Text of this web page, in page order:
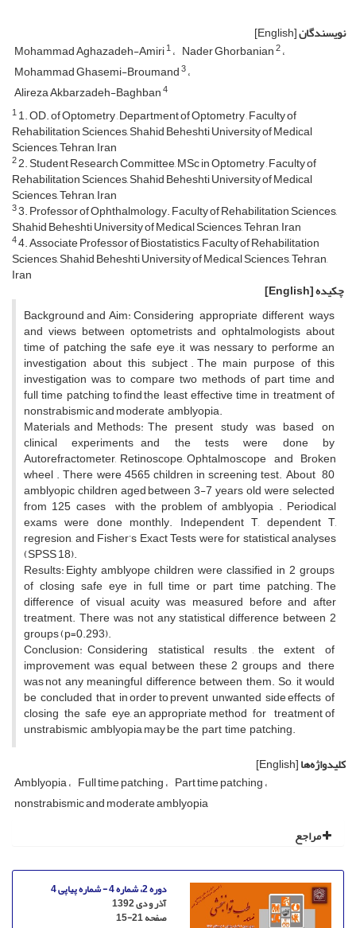
نویسندگان[English]
Mohammad Aghazadeh-Amiri1 Nader Ghorbanian2
Mohammad Ghasemi-Broumand3
Alireza Akbarzadeh-Baghban4
11. OD. of Optometry , Department of Optometry , Faculty of
Rehabilitation Sciences, Shahid Beheshti University of Medical
Sciences, Tehran, Iran
22. Student Research Committee, MSc in Optometry , Faculty of
Rehabilitation Sciences, Shahid Beheshti University of Medical
Sciences, Tehran, Iran
33. Professor of Ophthalmology. Faculty of Rehabilitation Sciences,
Shahid Beheshti University of Medical Sciences, Tehran, Iran
44. Associate Professor of Biostatistics, Faculty of Rehabilitation
Sciences, Shahid Beheshti University of Medical Sciences, Tehran,
Iran
چکیده[English]
Background and Aim: Considering appropriate different ways
and views between optometrists and ophtalmologists about
time of patching the safe eye , it was nessary to performe an
investigation about this subject . The main purpose of this
investigation was to compare two methods of part time and
full time patching to find the least effective time in treatment of
nonstrabismic and moderate amblyopia.
Materials and Methods: The present study was based on
clinical experiments and the tests were done by
Autorefractometer, Retinoscope, Ophtalmoscope and Broken
wheel . There were 4565 children in screening test. About 80
amblyopic children aged between 3-7 years old were selected
from 125 cases with the problem of amblyopia . Periodical
exams were done monthly. Independent T, dependent T,
regresion, and Fisher’s Exact Tests were for statistical analyses
(SPSS 18).
Results: Eighty amblyope children were classified in 2 groups
of closing safe eye in full time or part time patching. The
difference of visual acuity was measured before and after
treatment. There was not any statistical difference between 2
groups (p=0.293).
Conclusion: Considering statistical results , the extent of
improvement was equal between these 2 groups and there
was not any meaningful difference between them. So, it would
be concluded that in order to prevent unwanted side effects of
closing the safe eye, an appropriate method for treatment of
unstrabismic amblyopia may be the part time patching.
کلیدواژه‌ها[English]
Amblyopia Full time patching Part time patching
nonstrabismic and moderate amblyopia
مراجع
دوره 2، شماره 4 - شماره پیاپی 4
آذر و دی 1392
صفحه15-21